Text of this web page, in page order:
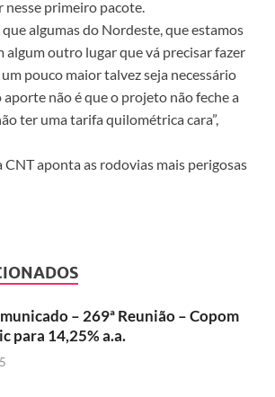
nesse primeiro pacote.
algumas do Nordeste, que estamos
algum outro lugar que vá precisar fazer
pouco maior talvez seja necessário
não é que o projeto não feche a
ter uma tarifa quilométrica cara”,
aponta as rodovias mais perigosas
– 269ª Reunião – Copom
para 14,25% a.a.